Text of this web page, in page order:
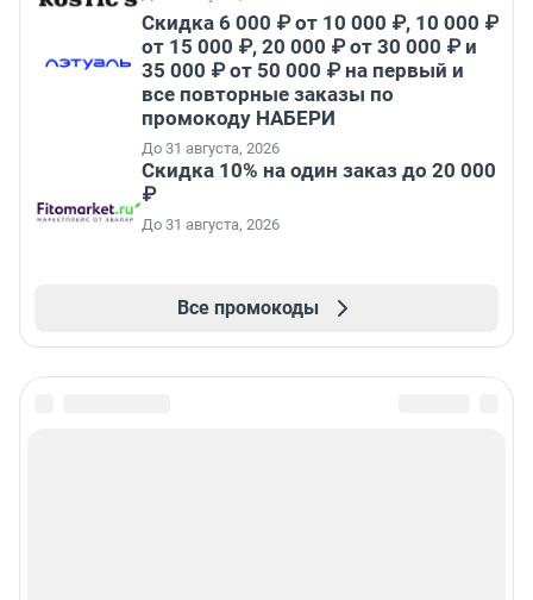
Скидка 6 000 ₽ от 10 000 ₽, 10 000 ₽
от 15 000 ₽, 20 000 ₽ от 30 000 ₽ и
35 000 ₽ от 50 000 ₽ на первый и
все повторные заказы по
промокоду НАБЕРИ
До 31 августа, 2026
Скидка 10% на один заказ до 20 000
₽
До 31 августа, 2026
Все промокоды